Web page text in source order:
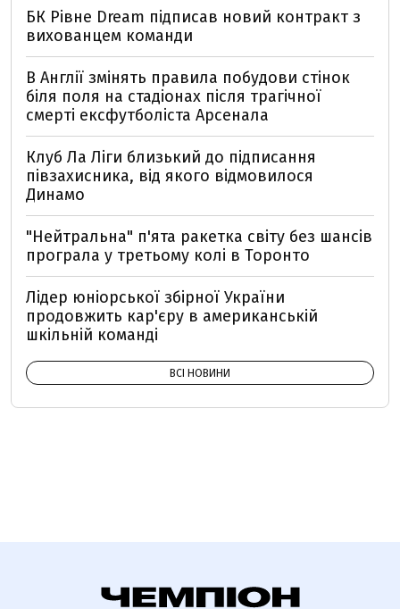
БК Рівне Dream підписав новий контракт з
вихованцем команди
В Англії змінять правила побудови стінок
біля поля на стадіонах після трагічної
смерті ексфутболіста Арсенала
Клуб Ла Ліги близький до підписання
півзахисника, від якого відмовилося
Динамо
"Нейтральна" п'ята ракетка світу без шансів
програла у третьому колі в Торонто
Лідер юніорської збірної України
продовжить кар'єру в американській
шкільній команді
ВСІ НОВИНИ